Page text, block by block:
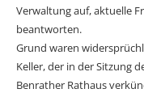
Verwaltung auf, aktuelle
beantworten.
Grund waren
Keller, der in der Sitzung
Benrather Rathaus